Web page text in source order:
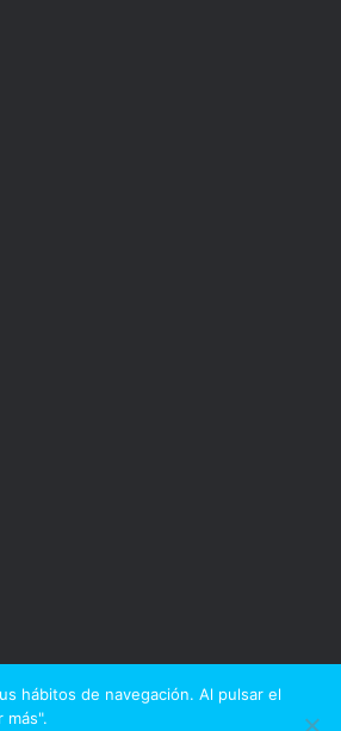
hábitos de navegación. Al pulsar el
más".